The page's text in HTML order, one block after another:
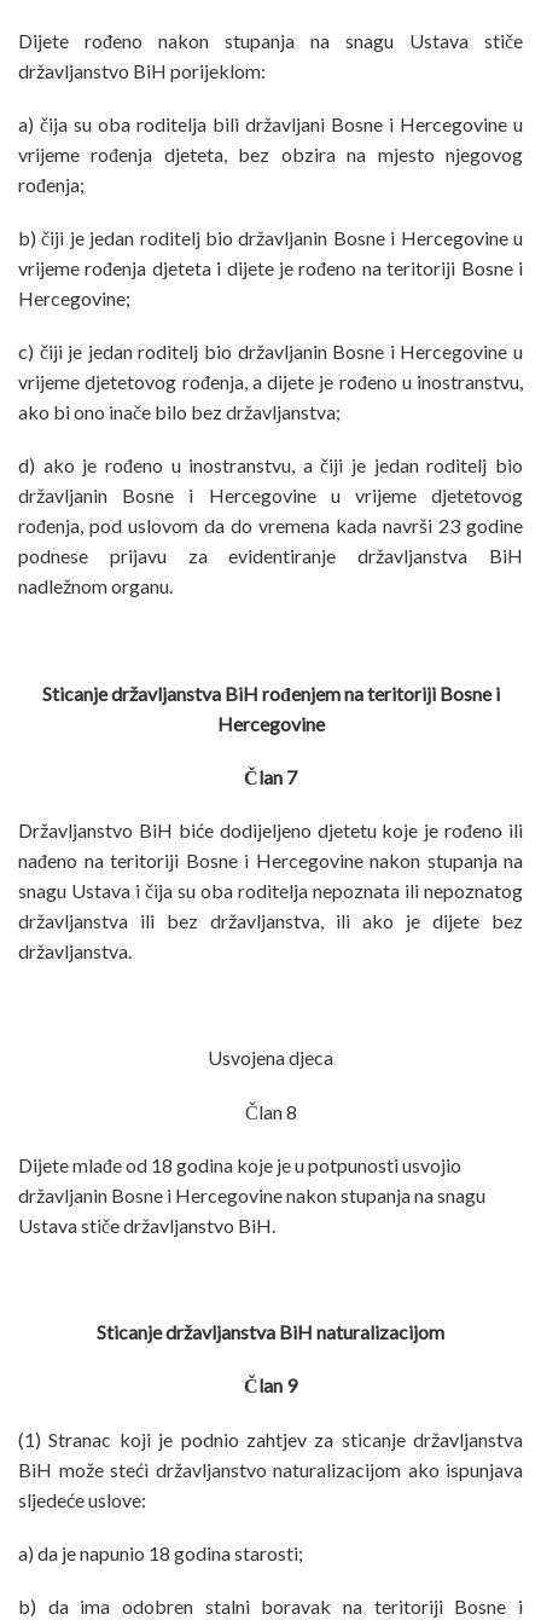
Dijete rođeno nakon stupanja na snagu Ustava stiče
državljanstvo BiH porijeklom:
a) čija su oba roditelja bili državljani Bosne i Hercegovine u
vrijeme rođenja djeteta, bez obzira na mjesto njegovog
rođenja;
b) čiji je jedan roditelj bio državljanin Bosne i Hercegovine u
vrijeme rođenja djeteta i dijete je rođeno na teritoriji Bosne i
Hercegovine;
c) čiji je jedan roditelj bio državljanin Bosne i Hercegovine u
vrijeme djetetovog rođenja, a dijete je rođeno u inostranstvu,
ako bi ono inače bilo bez državljanstva;
d) ako je rođeno u inostranstvu, a čiji je jedan roditelj bio
državljanin Bosne i Hercegovine u vrijeme djetetovog
rođenja, pod uslovom da do vremena kada navrši 23 godine
podnese prijavu za evidentiranje državljanstva BiH
nadležnom organu.
Sticanje državljanstva BiH rođenjem na teritoriji Bosne i
Hercegovine
Član 7
Državljanstvo BiH biće dodijeljeno djetetu koje je rođeno ili
nađeno na teritoriji Bosne i Hercegovine nakon stupanja na
snagu Ustava i čija su oba roditelja nepoznata ili nepoznatog
državljanstva ili bez državljanstva, ili ako je dijete bez
državljanstva.
Usvojena djeca
Član 8
Dijete mlađe od 18 godina koje je u potpunosti usvojio
državljanin Bosne i Hercegovine nakon stupanja na snagu
Ustava stiče državljanstvo BiH.
Sticanje državljanstva BiH naturalizacijom
Član 9
(1) Stranac koji je podnio zahtjev za sticanje državljanstva
BiH može steći državljanstvo naturalizacijom ako ispunjava
sljedeće uslove:
a) da je napunio 18 godina starosti;
b) da ima odobren stalni boravak na teritoriji Bosne i